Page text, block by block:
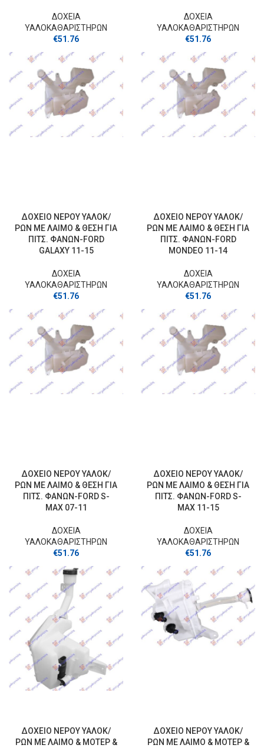
ΔΟΧΕΙΑ
ΥΑΛΟΚΑΘΑΡΙΣΤΗΡΩΝ
€51.76
ΔΟΧΕΙΑ
ΥΑΛΟΚΑΘΑΡΙΣΤΗΡΩΝ
€51.76
ΔΟΧΕΙΟ ΝΕΡΟΥ ΥΑΛΟΚ/
ΡΩΝ ΜΕ ΛΑΙΜΟ & ΘΕΣΗ ΓΙΑ
ΠΙΤΣ. ΦΑΝΩΝ-FORD
GALAXY 11-15
ΔΟΧΕΙΑ
ΥΑΛΟΚΑΘΑΡΙΣΤΗΡΩΝ
€51.76
ΔΟΧΕΙΟ ΝΕΡΟΥ ΥΑΛΟΚ/
ΡΩΝ ΜΕ ΛΑΙΜΟ & ΘΕΣΗ ΓΙΑ
ΠΙΤΣ. ΦΑΝΩΝ-FORD
MONDEO 11-14
ΔΟΧΕΙΑ
ΥΑΛΟΚΑΘΑΡΙΣΤΗΡΩΝ
€51.76
ΔΟΧΕΙΟ ΝΕΡΟΥ ΥΑΛΟΚ/
ΡΩΝ ΜΕ ΛΑΙΜΟ & ΘΕΣΗ ΓΙΑ
ΠΙΤΣ. ΦΑΝΩΝ-FORD S-
MAX 07-11
ΔΟΧΕΙΑ
ΥΑΛΟΚΑΘΑΡΙΣΤΗΡΩΝ
€51.76
ΔΟΧΕΙΟ ΝΕΡΟΥ ΥΑΛΟΚ/
ΡΩΝ ΜΕ ΛΑΙΜΟ & ΘΕΣΗ ΓΙΑ
ΠΙΤΣ. ΦΑΝΩΝ-FORD S-
MAX 11-15
ΔΟΧΕΙΑ
ΥΑΛΟΚΑΘΑΡΙΣΤΗΡΩΝ
€51.76
ΔΟΧΕΙΟ ΝΕΡΟΥ ΥΑΛΟΚ/
ΡΩΝ ΜΕ ΛΑΙΜΟ & ΜΟΤΕΡ &
ΔΟΧΕΙΟ ΝΕΡΟΥ ΥΑΛΟΚ/
ΡΩΝ ΜΕ ΛΑΙΜΟ & ΜΟΤΕΡ &